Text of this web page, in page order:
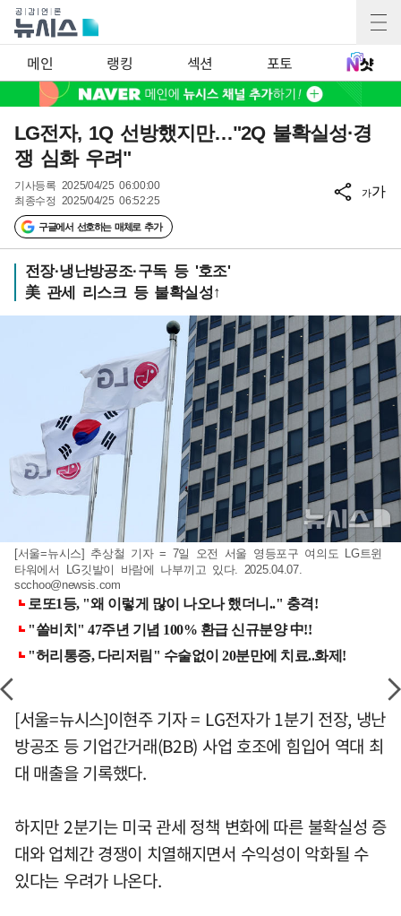
메인 랭킹 섹션 포토
LG전자, 1Q 선방했지만…"2Q 불확실성·경
쟁 심화 우려"
기사등록 2025/04/25 06:00:00
최종수정 2025/04/25 06:52:25
구글에서 선호하는 매체로 추가
가가
전장·냉난방공조·구독 등 '호조'
美 관세 리스크 등 불확실성↑
[서울=뉴시스] 추상철 기자 = 7일 오전 서울 영등포구 여의도 LG트윈
타워에서 LG깃발이 바람에 나부끼고 있다. 2025.04.07.
scchoo@newsis.com
[서울=뉴시스]이현주 기자 = LG전자가 1분기 전장, 냉난
방공조 등 기업간거래(B2B) 사업 호조에 힘입어 역대 최
대 매출을 기록했다.
하지만 2분기는 미국 관세 정책 변화에 따른 불확실성 증
대와 업체간 경쟁이 치열해지면서 수익성이 악화될 수
있다는 우려가 나온다.